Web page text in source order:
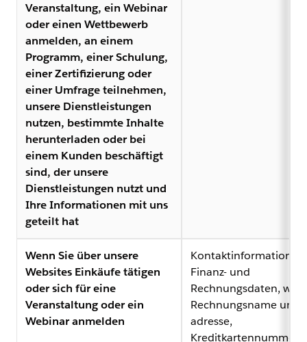
Veranstaltung, ein Webinar
oder einen Wettbewerb
anmelden, an einem
Programm, einer Schulung,
einer Zertifizierung oder
einer Umfrage teilnehmen,
unsere Dienstleistungen
nutzen, bestimmte Inhalte
herunterladen oder bei
einem Kunden beschäftigt
sind, der unsere
Dienstleistungen nutzt und
Ihre Informationen mit uns
geteilt hat
Wenn Sie über unsere
Websites Einkäufe tätigen
oder sich für eine
Veranstaltung oder ein
Webinar anmelden
Kontaktinformationen,
Finanz- und
Rechnungsdaten, wie
Rechnungsname und -
adresse,
Kreditkartennummer